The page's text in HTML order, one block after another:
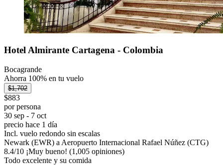
Hotel Almirante Cartagena - Colombia
Bocagrande
Ahorra 100% en tu vuelo
$1,702
$883
por persona
30 sep - 7 oct
precio hace 1 día
Incl. vuelo redondo sin escalas
Newark (EWR) a Aeropuerto Internacional Rafael Núñez (CTG)
8.4/10 ¡Muy bueno! (1,005 opiniones)
Todo excelente y su comida